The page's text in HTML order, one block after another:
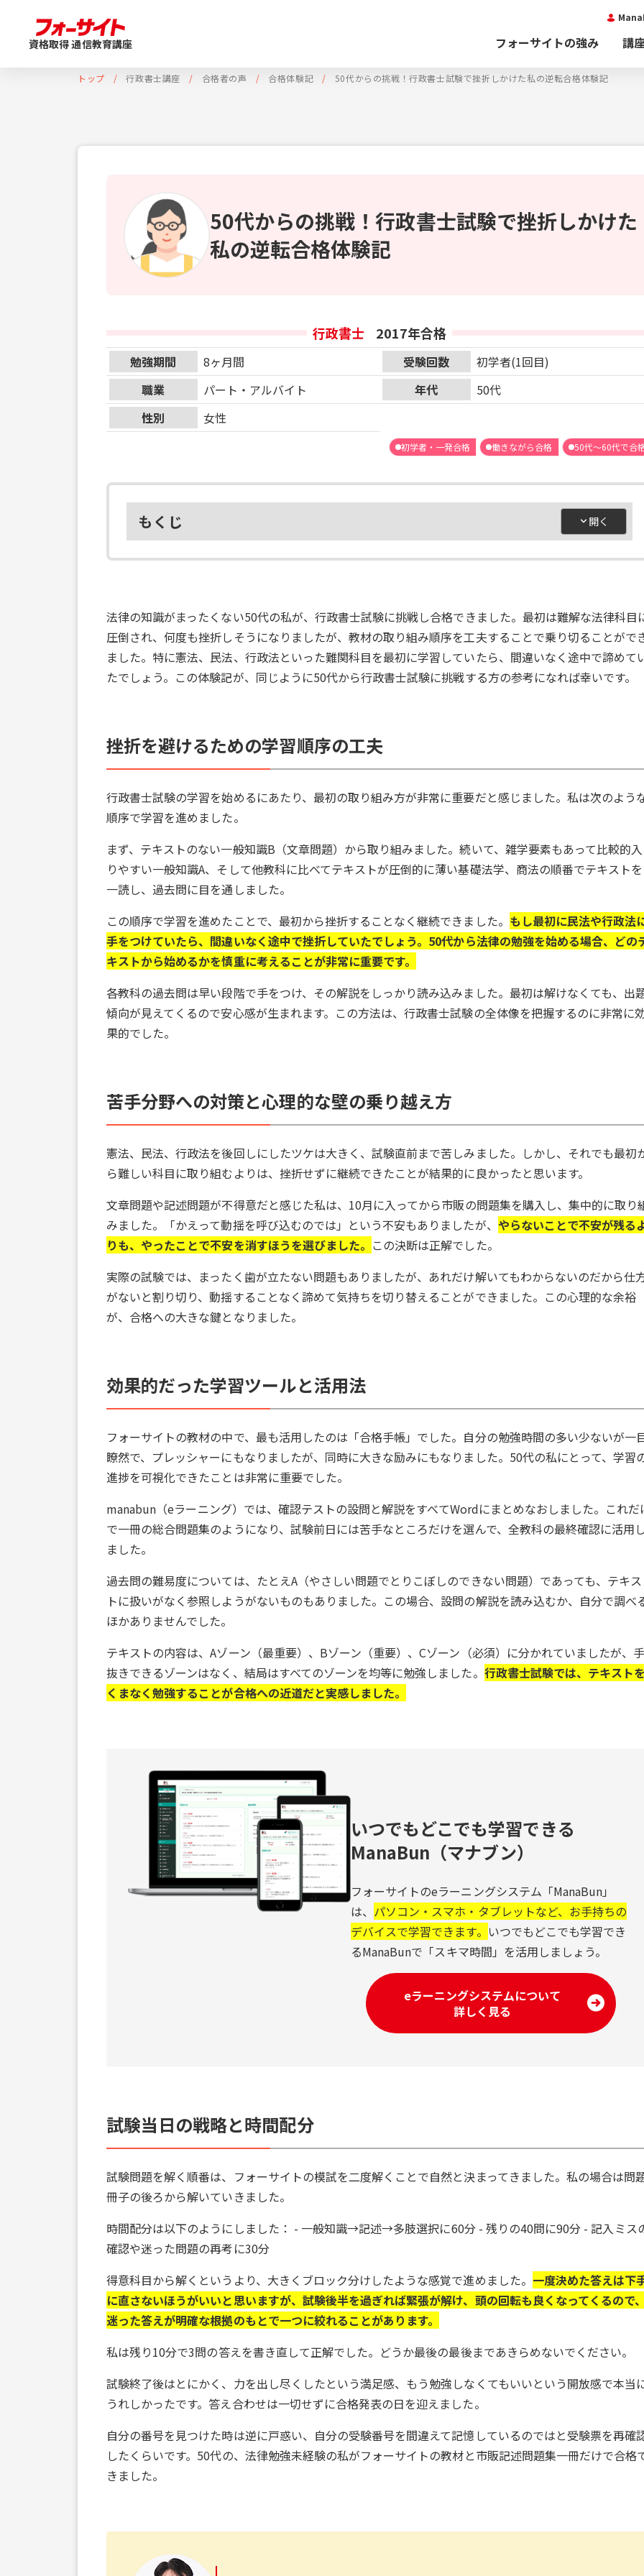
資格取得 通信教育講座 フォーサイトの強み 講
トップ 行政書士講座 合格者の声 合格体験記 50代からの挑戦！行政書士試験で挫折しかけた私の逆転合格体験記
50代からの挑戦！行政書士試験で挫折しかけた
私の逆転合格体験記
行政書士 2017年合格
勉強期間 8ヶ月間 受験回数
初学者(1回目)
職業
パート・アルバイト 年代
50代
性別
女性
初学者・一発合格 働きながら合格 50代～60代で合
もくじ
法律の知識がまったくない50代の私が、行政書士試験に挑戦し合格できました。最初は難解な法律科目
圧倒され、何度も挫折しそうになりましたが、教材の取り組み順序を工夫することで乗り切ることがで
ました。特に憲法、民法、行政法といった難関科目を最初に学習していたら、間違いなく途中で諦めて
たでしょう。この体験記が、同じように50代から行政書士試験に挑戦する方の参考になれば幸いです。
挫折を避けるための学習順序の工夫
行政書士試験の学習を始めるにあたり、最初の取り組み方が非常に重要だと感じました。私は次のよう
順序で学習を進めました。
まず、テキストのない一般知識B（文章問題）から取り組みました。続いて、雑学要素もあって比較的入
りやすい一般知識A、そして他教科に比べてテキストが圧倒的に薄い基礎法学、商法の順番でテキストを
一読し、過去問に目を通しました。
この順序で学習を進めたことで、最初から挫折することなく継続できました。 もし最初に民法や行政法
手をつけていたら、間違いなく途中で挫折していたでしょう。50代から法律の勉強を始める場合、どの
キストから始めるかを慎重に考えることが非常に重要です。
各教科の過去問は早い段階で手をつけ、その解説をしっかり読み込みました。最初は解けなくても、出
傾向が見えてくるので安心感が生まれます。この方法は、行政書士試験の全体像を把握するのに非常に
果的でした。
苦手分野への対策と心理的な壁の乗り越え方
憲法、民法、行政法を後回しにしたツケは大きく、試験直前まで苦しみました。しかし、それでも最初
ら難しい科目に取り組むよりは、挫折せずに継続できたことが結果的に良かったと思います。
文章問題や記述問題が不得意だと感じた私は、10月に入ってから市販の問題集を購入し、集中的に取り
みました。「かえって動揺を呼び込むのでは」という不安もありましたが、 やらないことで不安が残る
りも、やったことで不安を消すほうを選びました。 この決断は正解でした。
実際の試験では、まったく歯が立たない問題もありましたが、あれだけ解いてもわからないのだから仕
がないと割り切り、動揺することなく諦めて気持ちを切り替えることができました。この心理的な余裕
が、合格への大きな鍵となりました。
効果的だった学習ツールと活用法
フォーサイトの教材の中で、最も活用したのは「合格手帳」でした。自分の勉強時間の多い少ないが一
瞭然で、プレッシャーにもなりましたが、同時に大きな励みにもなりました。50代の私にとって、学習
進捗を可視化できたことは非常に重要でした。
manabun（eラーニング）では、確認テストの設問と解説をすべてWordにまとめなおしました。これだ
で一冊の総合問題集のようになり、試験前日には苦手なところだけを選んで、全教科の最終確認に活用
ました。
過去問の難易度については、たとえA（やさしい問題でとりこぼしのできない問題）であっても、テキス
トに扱いがなく参照しようがないものもありました。この場合、設問の解説を読み込むか、自分で調べ
ほかありませんでした。
テキストの内容は、Aゾーン（最重要）、Bゾーン（重要）、Cゾーン（必須）に分かれていましたが、
抜きできるゾーンはなく、結局はすべてのゾーンを均等に勉強しました。 行政書士試験では、テキスト
くまなく勉強することが合格への近道だと実感しました。
いつでもどこでも学習できる
ManaBun（マナブン）
フォーサイトのeラーニングシステム「ManaBun」
は、 パソコン・スマホ・タブレットなど、お手持ちの
デバイスで学習できます。 いつでもどこでも学習でき
るManaBunで「スキマ時間」を活用しましょう。
eラーニングシステムについて
詳しく見る
試験当日の戦略と時間配分
試験問題を解く順番は、フォーサイトの模試を二度解くことで自然と決まってきました。私の場合は問
冊子の後ろから解いていきました。
時間配分は以下のようにしました： - 一般知識→記述→多肢選択に60分 - 残りの40問に90分 - 記入ミス
確認や迷った問題の再考に30分
得意科目から解くというより、大きくブロック分けしたような感覚で進めました。 一度決めた答えは下
に直さないほうがいいと思いますが、試験後半を過ぎれば緊張が解け、頭の回転も良くなってくるので
迷った答えが明確な根拠のもとで一つに絞れることがあります。
私は残り10分で3問の答えを書き直して正解でした。どうか最後の最後まであきらめないでください。
試験終了後はとにかく、力を出し尽くしたという満足感、もう勉強しなくてもいいという開放感で本当
うれしかったです。答え合わせは一切せずに合格発表の日を迎えました。
自分の番号を見つけた時は逆に戸惑い、自分の受験番号を間違えて記憶しているのではと受験票を再確
したくらいです。50代の、法律勉強未経験の私がフォーサイトの教材と市販記述問題集一冊だけで合格
きました。